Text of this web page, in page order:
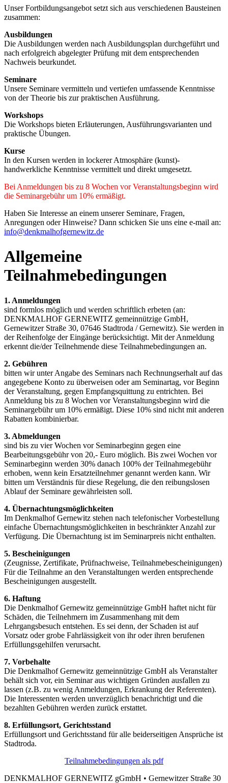
Unser Fortbildungsangebot setzt sich aus verschiedenen Bausteinen
zusammen:
Ausbildungen
Die Ausbildungen werden nach Ausbildungsplan durchgeführt und
nach erfolgreich abgelegter Prüfung mit dem entsprechenden
Nachweis beurkundet.
Seminare
Unsere Seminare vermitteln und vertiefen umfassende Kenntnisse
von der Theorie bis zur praktischen Ausführung.
Workshops
Die Workshops bieten Erläuterungen, Ausführungsvarianten und
praktische Übungen.
Kurse
In den Kursen werden in lockerer Atmosphäre (kunst)-
handwerkliche Kenntnisse vermittelt und direkt umgesetzt.
Bei Anmeldungen bis zu 8 Wochen vor Veranstaltungsbeginn wird
die Seminargebühr um 10% ermäßigt.
Haben Sie Interesse an einem unserer Seminare, Fragen,
Anregungen oder Hinweise? Dann schicken Sie uns eine e-mail an:
info@denkmalhofgernewitz.de
Allgemeine
Teilnahmebedingungen
1. Anmeldungen
sind formlos möglich und werden schriftlich erbeten (an:
DENKMALHOF GERNEWITZ gemeinnützige GmbH,
Gernewitzer Straße 30, 07646 Stadtroda / Gernewitz). Sie werden in
der Reihenfolge der Eingänge berücksichtigt. Mit der Anmeldung
erkennt die/der Teilnehmende diese Teilnahmebedingungen an.
2. Gebühren
bitten wir unter Angabe des Seminars nach Rechnungserhalt auf das
angegebene Konto zu überweisen oder am Seminartag, vor Beginn
der Veranstaltung, gegen Empfangsquittung zu entrichten. Bei
Anmeldung bis zu 8 Wochen vor Veranstaltungsbeginn wird die
Seminargebühr um 10% ermäßigt. Diese 10% sind nicht mit anderen
Rabatten kombinierbar.
3. Abmeldungen
sind bis zu vier Wochen vor Seminarbeginn gegen eine
Bearbeitungsgebühr von 20,- Euro möglich. Bis zwei Wochen vor
Seminarbeginn werden 30% danach 100% der Teilnahmegebühr
erhoben, wenn kein Ersatzteilnehmer genannt werden kann. Wir
bitten um Verständnis für diese Regelung, die den reibungslosen
Ablauf der Seminare gewährleisten soll.
4. Übernachtungsmöglichkeiten
Im Denkmalhof Gernewitz stehen nach telefonischer Vorbestellung
einfache Übernachtungsmöglichkeiten in beschränkter Anzahl zur
Verfügung. Die Übernachtung ist im Seminarpreis nicht enthalten.
5. Bescheinigungen
(Zeugnisse, Zertifikate, Prüfnachweise, Teilnahmebescheinigungen)
Für die Teilnahme an den Veranstaltungen werden entsprechende
Bescheinigungen ausgestellt.
6. Haftung
Die Denkmalhof Gernewitz gemeinnützige GmbH haftet nicht für
Schäden, die Teilnehmern im Zusammenhang mit dem
Lehrgangsbesuch entstehen. Es sei denn, der Schaden ist auf
Vorsatz oder grobe Fahrlässigkeit von ihr oder ihren berufenen
Erfüllungsgehilfen verursacht.
7. Vorbehalte
Die Denkmalhof Gernewitz gemeinnützige GmbH als Veranstalter
behält sich vor, ein Seminar aus wichtigen Gründen ausfallen zu
lassen (z.B. zu wenig Anmeldungen, Erkrankung der Referenten).
Die Interessenten werden unverzüglich benachrichtigt und die
bezahlten Gebühren werden zurück erstattet.
8. Erfüllungsort, Gerichtsstand
Erfüllungsort und Gerichtsstand für alle beiderseitigen Ansprüche ist
Stadtroda.
Teilnahmebedingungen als pdf
DENKMALHOF GERNEWITZ gGmbH • Gernewitzer Straße 30